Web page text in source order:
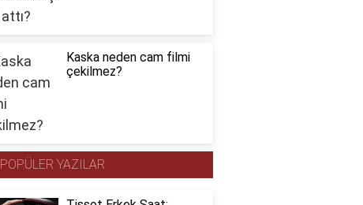
Kaska neden cam filmi
çekilmez?
POPÜLER YAZILAR